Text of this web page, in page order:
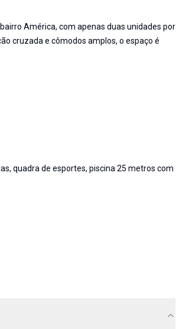
América, com apenas duas unidades por
cruzada e cômodos amplos, o espaço é
quadra de esportes, piscina 25 metros com